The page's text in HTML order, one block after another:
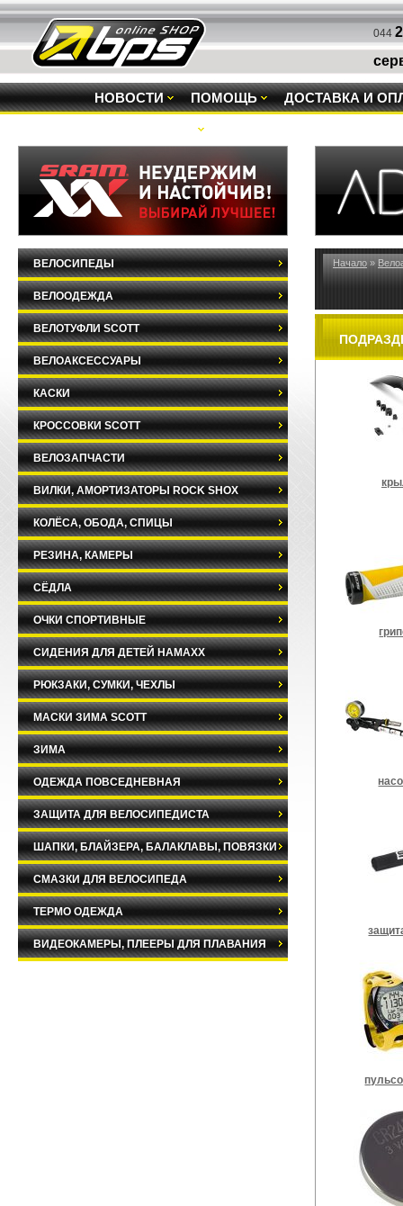
044
НОВОСТИ ПОМОЩЬ ДОСТАВКА И
Начало »
ВЕЛОСИПЕДЫ
ВЕЛООДЕЖДА
ВЕЛОТУФЛИ SCOTT
ВЕЛОАКСЕССУАРЫ
КАСКИ
КРОССОВКИ SCOTT
ВЕЛОЗАПЧАСТИ
ВИЛКИ, АМОРТИЗАТОРЫ ROCK SHOX
КОЛЁСА, ОБОДА, СПИЦЫ
РЕЗИНА, КАМЕРЫ
СЁДЛА
ОЧКИ СПОРТИВНЫЕ
СИДЕНИЯ ДЛЯ ДЕТЕЙ HAMAXX
РЮКЗАКИ, СУМКИ, ЧЕХЛЫ
МАСКИ ЗИМА SCOTT
ЗИМА
ОДЕЖДА ПОВСЕДНЕВНАЯ
ЗАЩИТА ДЛЯ ВЕЛОСИПЕДИСТА
ШАПКИ, БЛАЙЗЕРА, БАЛАКЛАВЫ, ПОВЯЗКИ
СМАЗКИ ДЛЯ ВЕЛОСИПЕДА
ТЕРМО ОДЕЖДА
ВИДЕОКАМЕРЫ, ПЛЕЕРЫ ДЛЯ ПЛАВАНИЯ